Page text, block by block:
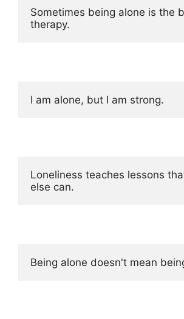
Sometimes being alone is the
therapy.
I am alone, but I am strong.
Loneliness teaches lessons
else can.
Being alone doesn't mean